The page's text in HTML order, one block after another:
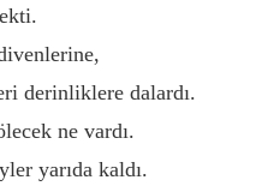
derinliklere dalardı.
ne vardı.
yarıda kaldı.